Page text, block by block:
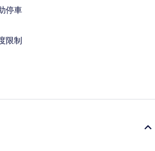
停車
限制